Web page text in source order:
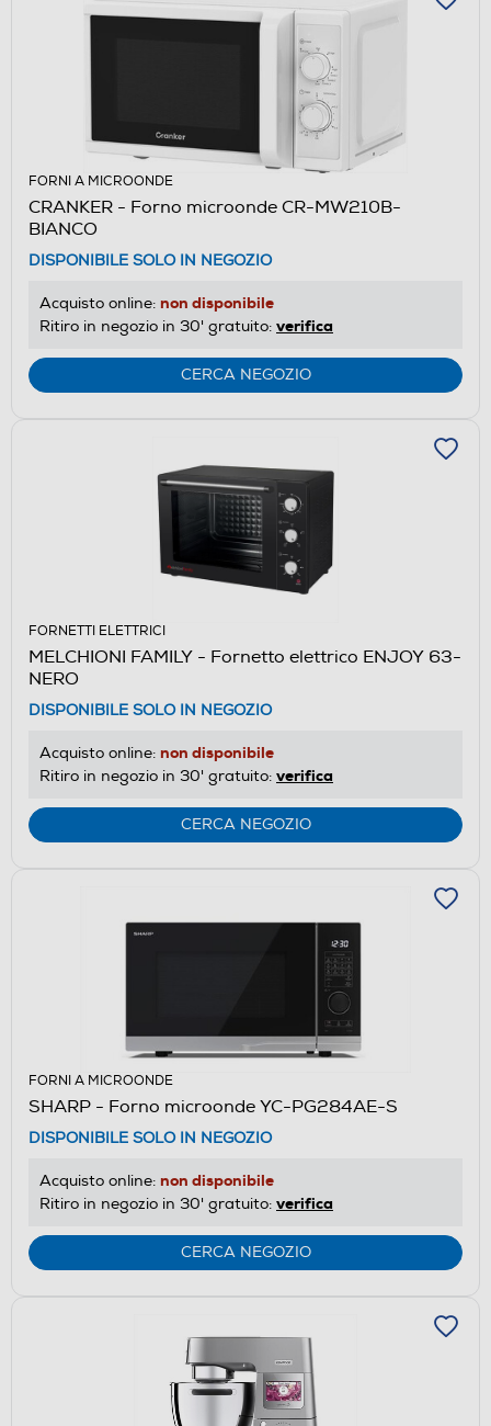
FORNI A MICROONDE
CRANKER - Forno microonde CR-MW210B-
BIANCO
DISPONIBILE SOLO IN NEGOZIO
Acquisto online: non disponibile
Ritiro in negozio in 30' gratuito: verifica
CERCA NEGOZIO
FORNETTI ELETTRICI
MELCHIONI FAMILY - Fornetto elettrico ENJOY 63-
NERO
DISPONIBILE SOLO IN NEGOZIO
Acquisto online: non disponibile
Ritiro in negozio in 30' gratuito: verifica
CERCA NEGOZIO
FORNI A MICROONDE
SHARP - Forno microonde YC-PG284AE-S
DISPONIBILE SOLO IN NEGOZIO
Acquisto online: non disponibile
Ritiro in negozio in 30' gratuito: verifica
CERCA NEGOZIO